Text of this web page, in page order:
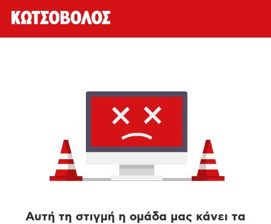
Αυτή τη στιγμή η ομάδα μας κάνει τα